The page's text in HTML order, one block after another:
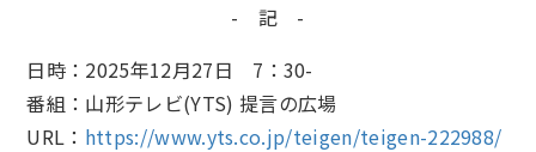
- 記 -
日時：2025年12月27日 7：30-
番組：山形テレビ(YTS) 提言の広場
URL： https://www.yts.co.jp/teigen/teigen-222988/